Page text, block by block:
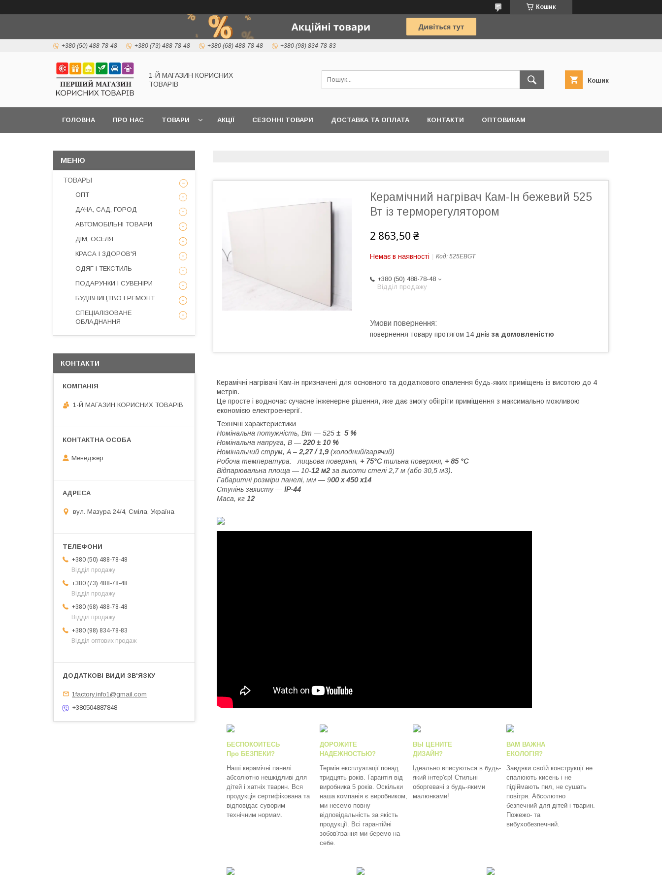
Кошик
+380 (50) 488-78-48 +380 (73) 488-78-48 +380 (68) 488-78-48 +380 (98) 834-78-83
1-Й МАГАЗИН КОРИСНИХ
ТОВАРІВ
Кошик
ГОЛОВНА ПРО НАС ТОВАРИ АКЦІЇ СЕЗОННІ ТОВАРИ ДОСТАВКА ТА ОПЛАТА КОНТАКТИ ОПТОВИКАМ
Керамічний нагрівач Кам-Ін бежевий 525
Вт із терморегулятором
2 863,50 ₴
Немає в наявності Код: 525EBGТ
+380 (50) 488-78-48
Відділ продажу
повернення товару протягом 14 днів за домовленістю
Керамічні нагрівачі Кам-ін призначені для основного та додаткового опалення будь-яких приміщень із висотою до 4
метрів.
Це просте і водночас сучасне інженерне рішення, яке дає змогу обігріти приміщення з максимально можливою
економією електроенергії.
Технічні характеристики
Номінальна потужність, Вт — 525 ± 5 %
Номінальна напруга, В — 220 ± 10 %
Номінальний струм, А – 2,27 / 1,9 (холодний/гарячий)
Робоча температура:
лицьова поверхня, + 75°С тильна поверхня, + 85 °C
Відпарювальна площа — 10-12 м2 за висоти стелі 2,7 м (або 30,5 м3).
Габаритні розміри панелі, мм — 900 х 450 х14
Ступінь захисту — IP-44
Маса, кг 12
БЕСПОКОИТЕСЬ
Про БЕЗПЕКИ?
Наші керамічні панелі
абсолютно нешкідливі для
дітей і хатніх тварин. Вся
продукція сертифікована та
відповідає суворим
технічним нормам.
ДОРОЖИТЕ
НАДЕЖНОСТЬЮ?
Термін експлуатації понад
тридцять років. Гарантія від
виробника 5 років. Оскільки
наша компанія є виробником,
ми несемо повну
відповідальність за якість
продукції. Всі гарантійні
зобов'язання ми беремо на
себе.
ВЫ ЦЕНИТЕ
ДИЗАЙН?
Ідеально вписуються в будь-
який інтер'єр! Стильні
оборгевачі з будь-якими
малюнками!
ВАМ ВАЖНА
ЕКОЛОГІЯ?
Завдяки своїй конструкції не
спалюють кисень і не
підіймають пил, не сушать
повітря. Абсолютно
безпечний для дітей і тварин.
Пожежо- та
вибухобезпечний.
ТОВАРЫ
ОПТ
ДАЧА, САД, ГОРОД
АВТОМОБІЛЬНІ ТОВАРИ
ДІМ, ОСЕЛЯ
КРАСА І ЗДОРОВ'Я
ОДЯГ і ТЕКСТИЛЬ
ПОДАРУНКИ І СУВЕНІРИ
БУДІВНИЦТВО І РЕМОНТ
СПЕЦІАЛІЗОВАНЕ
ОБЛАДНАННЯ
КОНТАКТИ
1-Й МАГАЗИН КОРИСНИХ ТОВАРІВ
Менеджер
вул. Мазура 24/4, Сміла, Україна
+380 (50) 488-78-48
Відділ продажу
+380 (73) 488-78-48
Відділ продажу
+380 (68) 488-78-48
Відділ продажу
+380 (98) 834-78-83
Відділ оптових продаж
1factory.info1@gmail.com
+380504887848